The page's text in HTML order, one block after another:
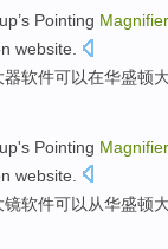
’s Pointing Magnifier
website
器软件可以在华盛顿
's Pointing Magnifier
website
镜软件可以 从华盛顿